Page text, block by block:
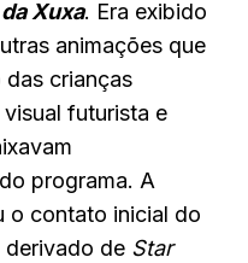
Xuxa. Era exibido
animações que
das crianças
futurista e
programa. A
o contato inicial do
derivado de Star